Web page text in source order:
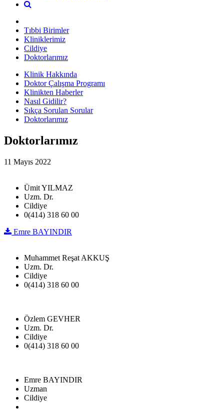
Tıbbi Birimler
Kliniklerimiz
Cildiye
Doktorlarımız
Klinik Hakkında
Doktor Çalışma Programı
Klinikten Haberler
Nasıl Gidilir?
Sıkça Sorulan Sorular
Doktorlarımız
Doktorlarımız
11 Mayıs 2022
Ümit YILMAZ
Uzm. Dr.
Cildiye
0(414) 318 60 00
Emre BAYINDIR
Muhammet Reşat AKKUŞ
Uzm. Dr.
Cildiye
0(414) 318 60 00
Özlem GEVHER
Uzm. Dr.
Cildiye
0(414) 318 60 00
Emre BAYINDIR
Uzman
Cildiye